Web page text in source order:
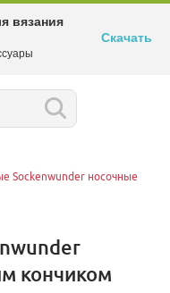
Sockenwunder носочные
кончиком
вязания
Скачать